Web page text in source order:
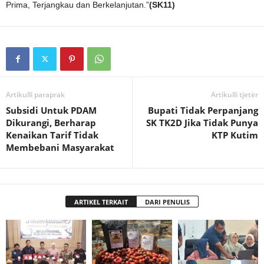
Prima, Terjangkau dan Berkelanjutan.”(SK11)
Artikulli paraprak
Subsidi Untuk PDAM
Dikurangi, Berharap
Kenaikan Tarif Tidak
Membebani Masyarakat
Artikulli tjetër
Bupati Tidak Perpanjang
SK TK2D Jika Tidak Punya
KTP Kutim
ARTIKEL TERKAIT DARI PENULIS